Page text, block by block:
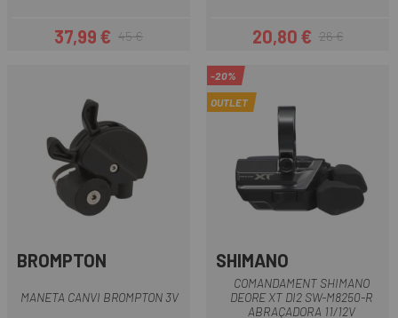
Preu
37,99 €Preu regular
45 €
Preu
20,80 €Preu regular
26 €
BROMPTON
MANETA CANVI BROMPTON 3V
-20%
OUTLET
SHIMANO
COMANDAMENT SHIMANO
DEORE XT DI2 SW-M8250-R
ABRAÇADORA 11/12V